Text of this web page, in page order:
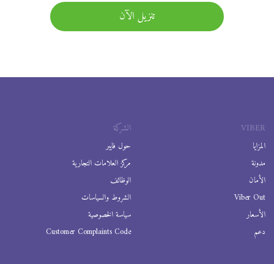
تنزيل الآن
VIBER
المزايا
مدونة
الأمان
Viber Out
الأسعار
دعم
الشركة
حول فايبر
مركز العلامات التجارية
الوظائف
الشروط والسياسات
سياسة الخصوصية
Customer Complaints Code